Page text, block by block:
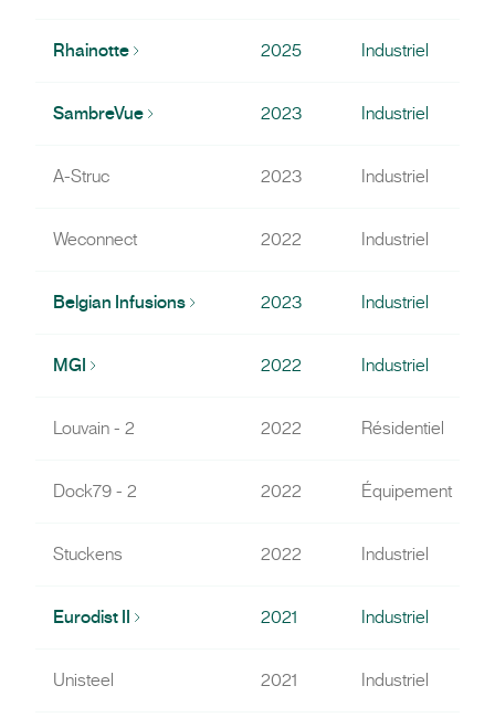
Rhainotte 2025 Industriel
SambreVue 2023 Industriel
A-Struc 2023 Industriel
Weconnect 2022 Industriel
Belgian Infusions 2023 Industriel
MGI 2022 Industriel
Louvain - 2 2022 Résidentiel
Dock79 - 2 2022 Équipement
Stuckens 2022 Industriel
Eurodist II 2021 Industriel
Unisteel 2021 Industriel